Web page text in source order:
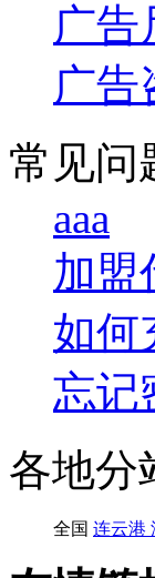
广告
广告
常见问
aaa
加盟
如何
忘记
各地分
全国 连云港